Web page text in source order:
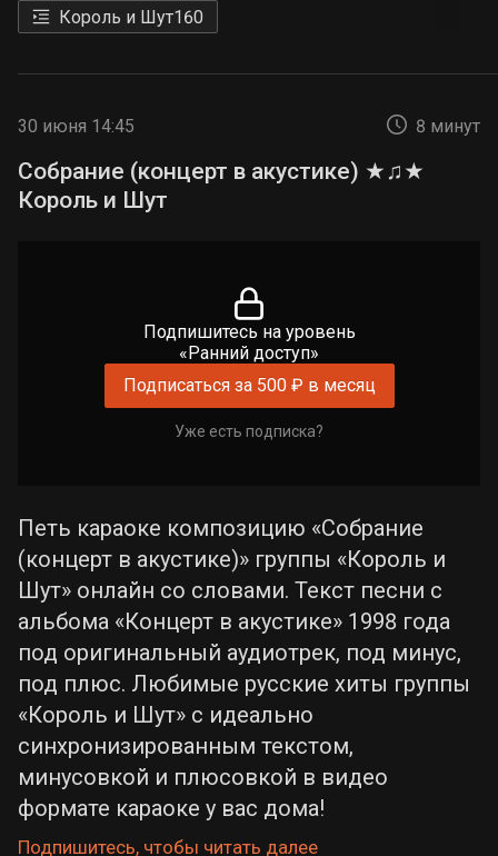
Король и Шут160
30 июня 14:45 8 минут
Собрание (концерт в акустике) ★♫★
Король и Шут
Подпишитесь на уровень
«Ранний доступ»
Подписаться за 500 ₽ в месяц
Уже есть подписка?
Петь караоке композицию «Собрание
(концерт в акустике)» группы «Король и
Шут» онлайн со словами. Текст песни с
альбома «Концерт в акустике» 1998 года
под оригинальный аудиотрек, под минус,
под плюс. Любимые русские хиты группы
«Король и Шут» с идеально
синхронизированным текстом,
минусовкой и плюсовкой в видео
формате караоке у вас дома!
Подпишитесь, чтобы читать далее